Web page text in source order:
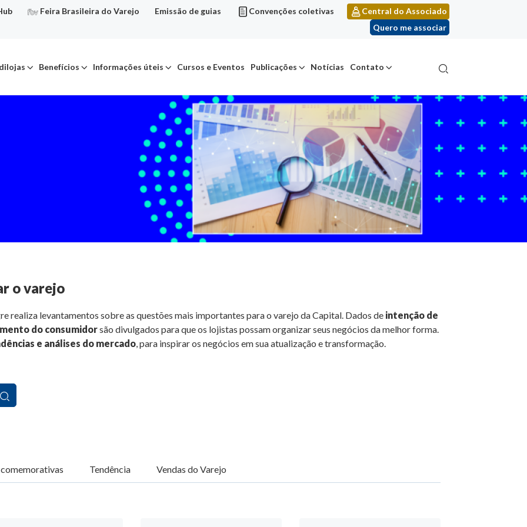
Feira Brasileira do Varejo Emissão de guias Convenções coletivas
Central do Associado
Quero me associar
Benefícios Informações úteis Cursos e Eventos Publicações Notícias Contato
o varejo
realiza levantamentos sobre as questões mais importantes para o varejo da Capital. Dados de intenção de
do consumidorsão divulgados para que os lojistas possam organizar seus negócios da melhor forma.
e análises do mercado, para inspirar os negócios em sua atualização e transformação.
Tendência Vendas do Varejo